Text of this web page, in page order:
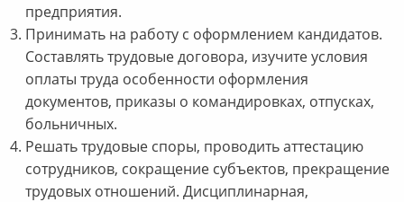
предприятия.
Принимать на работу с оформлением кандидатов.
Составлять трудовые договора, изучите условия
оплаты труда особенности оформления
документов, приказы о командировках, отпусках,
больничных.
Решать трудовые споры, проводить аттестацию
сотрудников, сокращение субъектов, прекращение
трудовых отношений. Дисциплинарная,